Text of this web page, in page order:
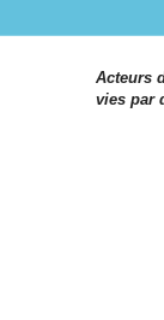
Acteurs
vies par